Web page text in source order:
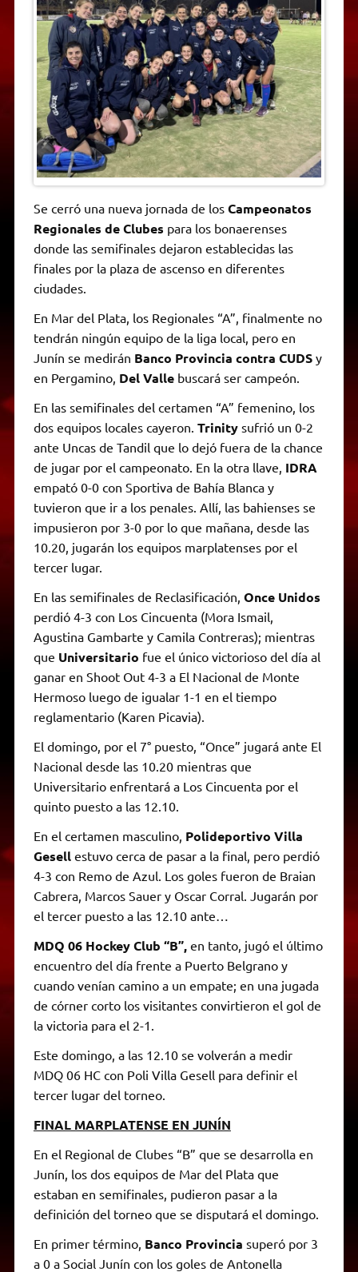
A
p
p
r
a
m
e
r
o
o
k
n
g
e
r
i
n
k
F
r
i
e
n
d
l
y
Se cerró una nueva jornada de los Campeonatos
Regionales de Clubes para los bonaerenses
donde las semifinales dejaron establecidas las
finales por la plaza de ascenso en diferentes
ciudades.
En Mar del Plata, los Regionales “A”, finalmente no
tendrán ningún equipo de la liga local, pero en
Junín se medirán Banco Provincia contra CUDSy
en Pergamino, Del Vallebuscará ser campeón.
En las semifinales del certamen “A” femenino, los
dos equipos locales cayeron. Trinitysufrió un 0-2
ante Uncas de Tandil que lo dejó fuera de la chance
de jugar por el campeonato. En la otra llave, IDRA
empató 0-0 con Sportiva de Bahía Blanca y
tuvieron que ir a los penales. Allí, las bahienses se
impusieron por 3-0 por lo que mañana, desde las
10.20, jugarán los equipos marplatenses por el
tercer lugar.
En las semifinales de Reclasificación, Once Unidos
perdió 4-3 con Los Cincuenta (Mora Ismail,
Agustina Gambarte y Camila Contreras); mientras
que Universitario fue el único victorioso del día al
ganar en Shoot Out 4-3 a El Nacional de Monte
Hermoso luego de igualar 1-1 en el tiempo
reglamentario (Karen Picavia).
El domingo, por el 7° puesto, “Once” jugará ante El
Nacional desde las 10.20 mientras que
Universitario enfrentará a Los Cincuenta por el
quinto puesto a las 12.10.
En el certamen masculino, Polideportivo Villa
Gesellestuvo cerca de pasar a la final, pero perdió
4-3 con Remo de Azul. Los goles fueron de Braian
Cabrera, Marcos Sauer y Oscar Corral. Jugarán por
el tercer puesto a las 12.10 ante…
MDQ 06 Hockey Club “B”,en tanto, jugó el último
encuentro del día frente a Puerto Belgrano y
cuando venían camino a un empate; en una jugada
de córner corto los visitantes convirtieron el gol de
la victoria para el 2-1.
Este domingo, a las 12.10 se volverán a medir
MDQ 06 HC con Poli Villa Gesell para definir el
tercer lugar del torneo.
FINAL MARPLATENSE EN JUNÍN
En el Regional de Clubes “B” que se desarrolla en
Junín, los dos equipos de Mar del Plata que
estaban en semifinales, pudieron pasar a la
definición del torneo que se disputará el domingo.
En primer término, Banco Provincia superó por 3
a 0 a Social Junín con los goles de Antonella